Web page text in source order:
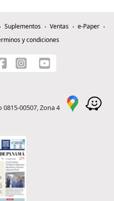
Suplementos Ventas
e-Paper
y condiciones
00507, Zona 4